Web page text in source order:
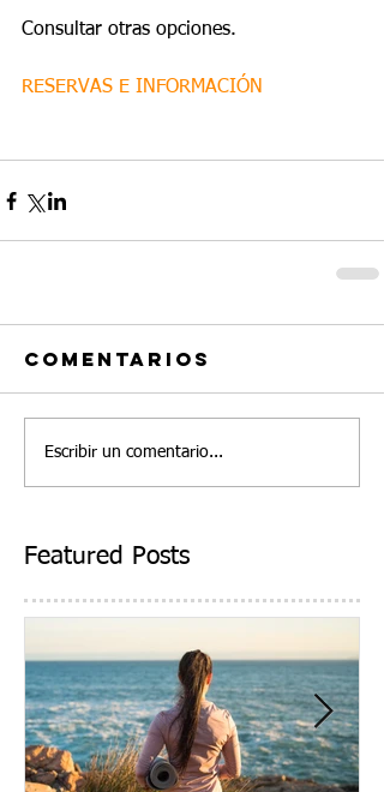
Consultar otras opciones.
RESERVAS E INFORMACIÓN
Comentarios
Escribir un comentario...
Featured Posts